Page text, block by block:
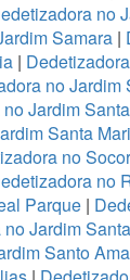
no
Samara |
|
no Jardim
Jardim
Santa
no
no
Parque|
Jardim
Santo